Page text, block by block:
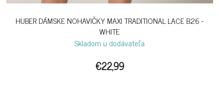
HUBER DÁMSKE NOHAVIČKY MAXI TRADITIONAL LACE B26 -
WHITE
Skladom u dodávateľa
€22,99